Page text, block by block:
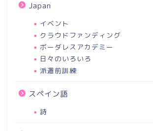
Japan
イベント
クラウドファンディング
ボーダレスアカデミー
日々のいろいろ
派遣前訓練
スペイン語
詩